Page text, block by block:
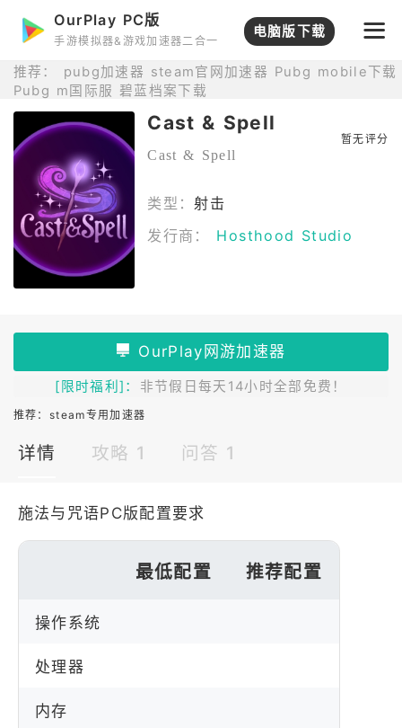
打开APP
推荐： pubg加速器 steam官网加速器 Pubg mobile下载
Pubg m国际服 碧蓝档案下载
OurPlay PC版
手游模拟器&游戏加速器二合一
电脑版下载
Cast & Spell
Cast & Spell
暂无评分
类型：射击
发行商：
Hosthood Studio
[限时福利]： 非节假日每天14小时全部免费！
推荐： steam专用加速器
详情 攻略 1 问答 1
施法与咒语PC版配置要求
最低配置 推荐配置
操作系统
处理器
内存